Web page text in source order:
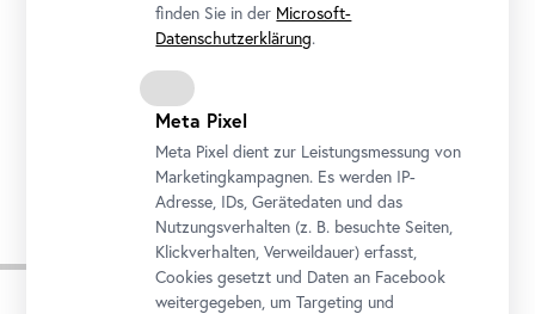
Oberes Belvedere | OB
Prinz-Eugen-Straße 27, 1030 Wien
Aus der Reihe
finden Sie in der Microsoft-
Datenschutzerklärung.
Meta Pixel
Meta Pixel dient zur Leistungsmessung von
Marketingkampagnen. Es werden IP-
Adresse, IDs, Gerätedaten und das
Nutzungsverhalten (z. B. besuchte Seiten,
Klickverhalten, Verweildauer) erfasst,
Cookies gesetzt und Daten an Facebook
weitergegeben, um Targeting und